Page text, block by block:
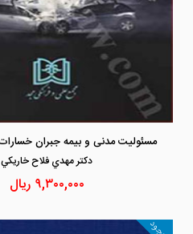
دكتر مهدي فلاح خاريكي
۹,۳۰۰,۰۰۰ ریال